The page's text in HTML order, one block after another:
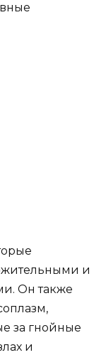
и
Он также
за гнойные
и